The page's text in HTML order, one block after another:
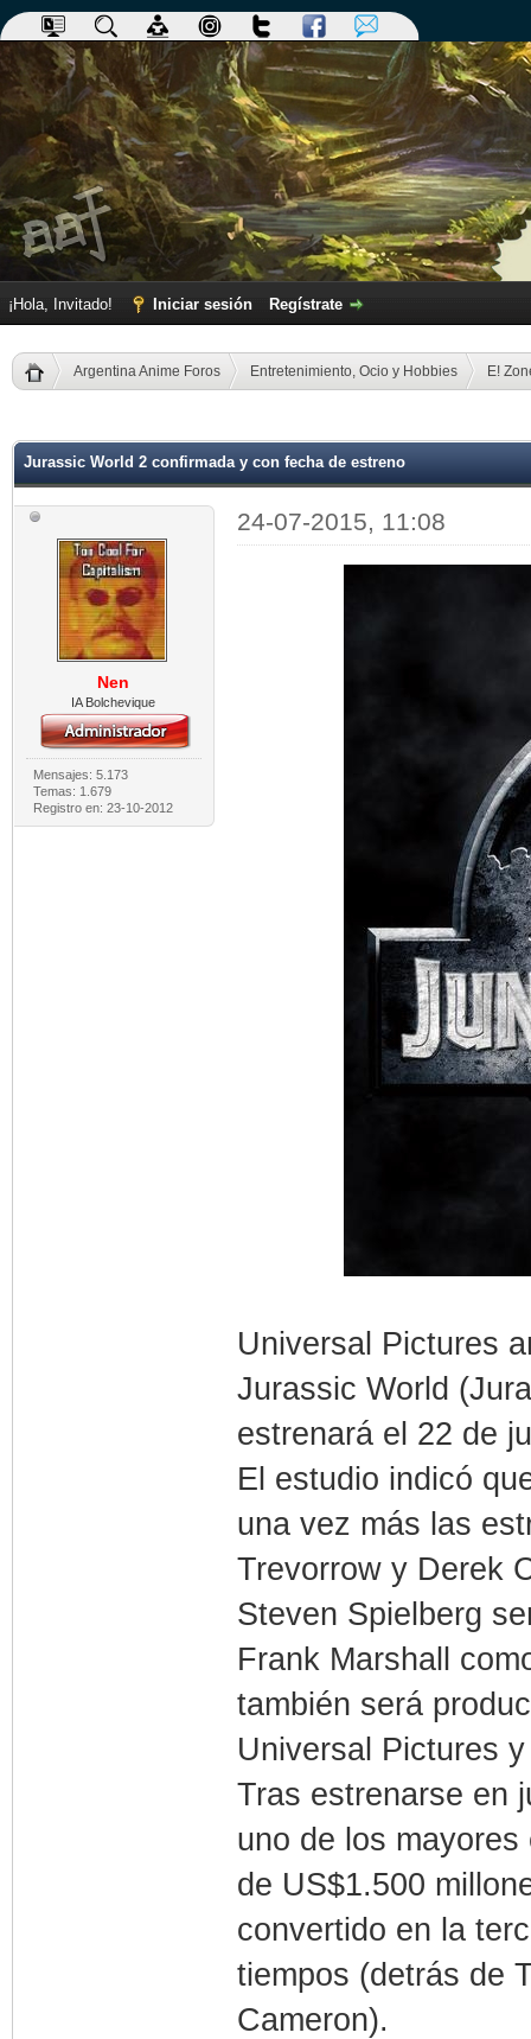
¡Hola, Invitado! Iniciar sesión Regístrate
Argentina Anime Foros Entretenimiento, Ocio y Hobbies E!
Jurassic World 2 confirmada y con fecha de estreno
Nen
IA Bolchevique
Mensajes: 5.173
Temas: 1.679
Registro en: 23-10-2012
24-07-2015, 11:08
Universal Pictures
Jurassic World
estrenará el 22 de
El estudio indicó
una vez más las
Trevorrow y Derek
Steven Spielberg
Frank Marshall
también será
Universal Pictures
Tras estrenarse en
uno de los
de US$1.500
convertido en la
tiempos (detrás de
Cameron).